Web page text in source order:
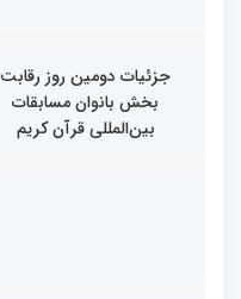
جزئیات دومین روز رقابت
بخش بانوان مسابقات
بین‌المللی قرآن کریم